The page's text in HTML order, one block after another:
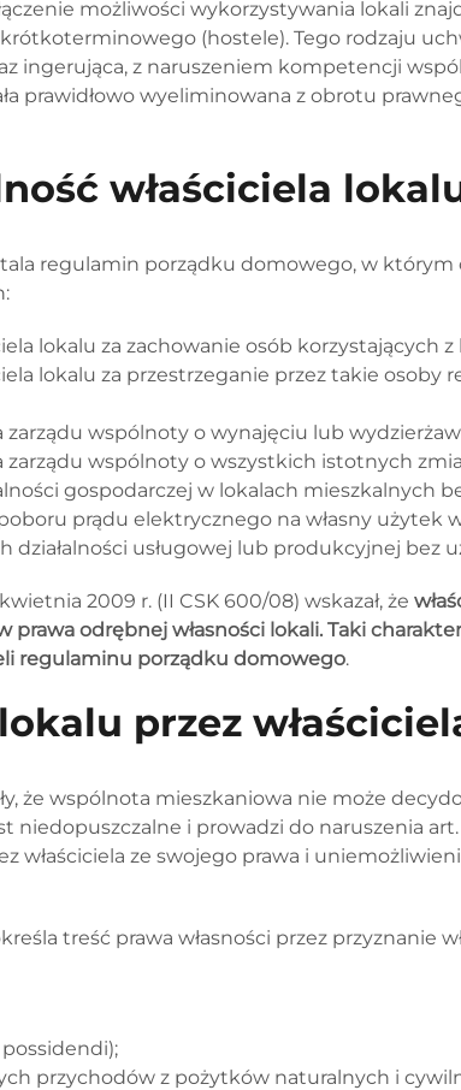
możliwości wykorzystywania lokali
(hostele). Tego rodzaju
ingerująca, z naruszeniem kompetencji
prawidłowo wyeliminowana z obrotu
właściciela
regulamin porządku domowego, w którym
lokalu za zachowanie osób korzystających
lokalu za przestrzeganie przez takie
wspólnoty o wynajęciu lub
wspólnoty o wszystkich istotnych
gospodarczej w lokalach mieszkalnych
prądu elektrycznego na własny użytek
działalności usługowej lub produkcyjnej bez
2009 r. (II CSK 600/08) wskazał, że
prawa odrębnej własności lokali. Taki
regulaminu porządku domowego.
przez
że wspólnota mieszkaniowa nie może
niedopuszczalne i prowadzi do naruszenia
właściciela ze swojego prawa i
treść prawa własności przez przyznanie
przychodów z pożytków naturalnych i